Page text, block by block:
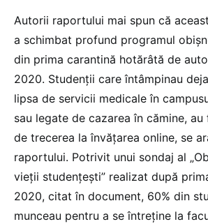
Autorii raportului mai spun că
a schimbat profund programul
din prima carantină hotărâtă de
2020. Studenții care întâmpinau
lipsa de servicii medicale în
sau legate de cazarea în cămine,
de trecerea la învățarea online, se
raportului. Potrivit unui sondaj al
vieții studențești” realizat după
2020, citat în document, 60% din
munceau pentru a se întreține la